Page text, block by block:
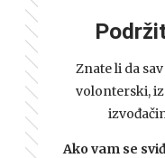
Znate li da
volonterski,
Ako vam se